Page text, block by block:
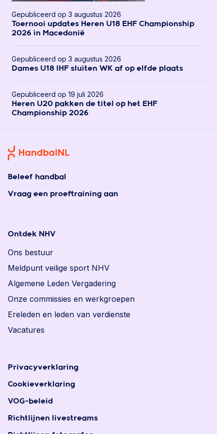
Gepubliceerd op 3 augustus 2026
Toernooi updates Heren U18 EHF Championship
2026 in Macedonië
Gepubliceerd op 3 augustus 2026
Dames U18 IHF sluiten WK af op elfde plaats
Gepubliceerd op 19 juli 2026
Heren U20 pakken de titel op het EHF
Championship 2026
Beleef handbal
Vraag een proeftraining aan
Ontdek NHV
Ons bestuur
Meldpunt veilige sport NHV
Algemene Leden Vergadering
Onze commissies en werkgroepen
Ereleden en leden van verdienste
Vacatures
Privacyverklaring
Cookieverklaring
VOG-beleid
Richtlijnen livestreams